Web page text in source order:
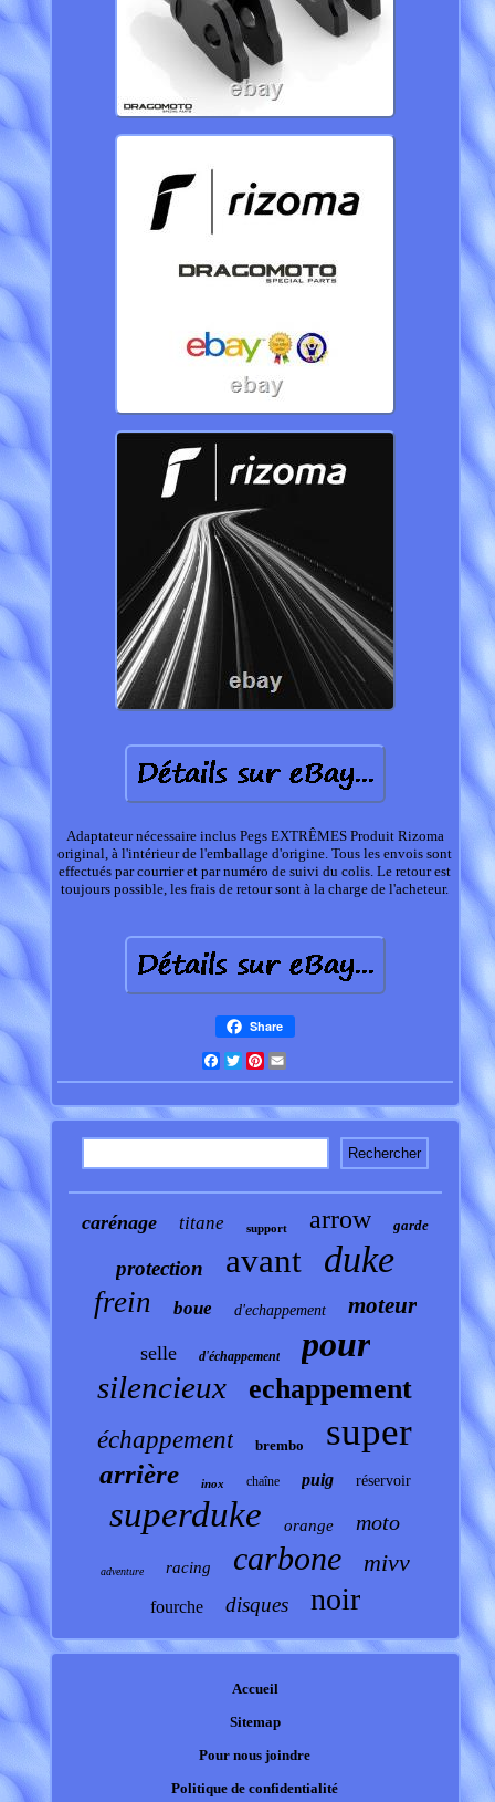
Adaptateur nécessaire inclus Pegs EXTRÊMES Produit Rizoma
original, à l'intérieur de l'emballage d'origine. Tous les envois sont
effectués par courrier et par numéro de suivi du colis. Le retour est
toujours possible, les frais de retour sont à la charge de l'acheteur.
Share
Facebook
TwitterPinterest
carénage titane support arrow garde
protection avant duke
frein boue d'echappement moteur
selle d'échappement pour
silencieux echappement
échappement brembo super
arrière inox chaîne puig réservoir
superduke orange moto
adventure racing carbone mivv
fourche disques noir
Accueil
Sitemap
Pour nous joindre
Politique de confidentialité